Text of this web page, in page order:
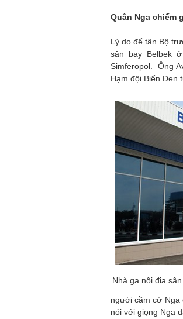
Quân Nga chiếm
Lý do để tân Bộ
sân bay Belbek
Simferopol. Ông
Hạm đội Biển Đen
Nhà ga nội địa
người cầm cờ Nga
nói với giọng Nga